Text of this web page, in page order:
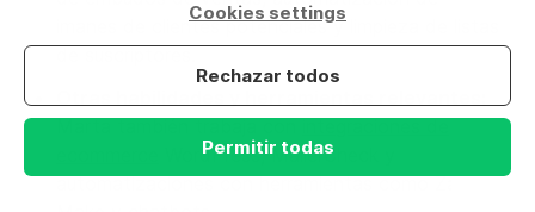
Cookies settings
Rechazar todos
Permitir todas
imanes de clientes potenciales y limpieza de listas
WordPress, MailerCheck y
automatizaciones con herramientas como Zapier,